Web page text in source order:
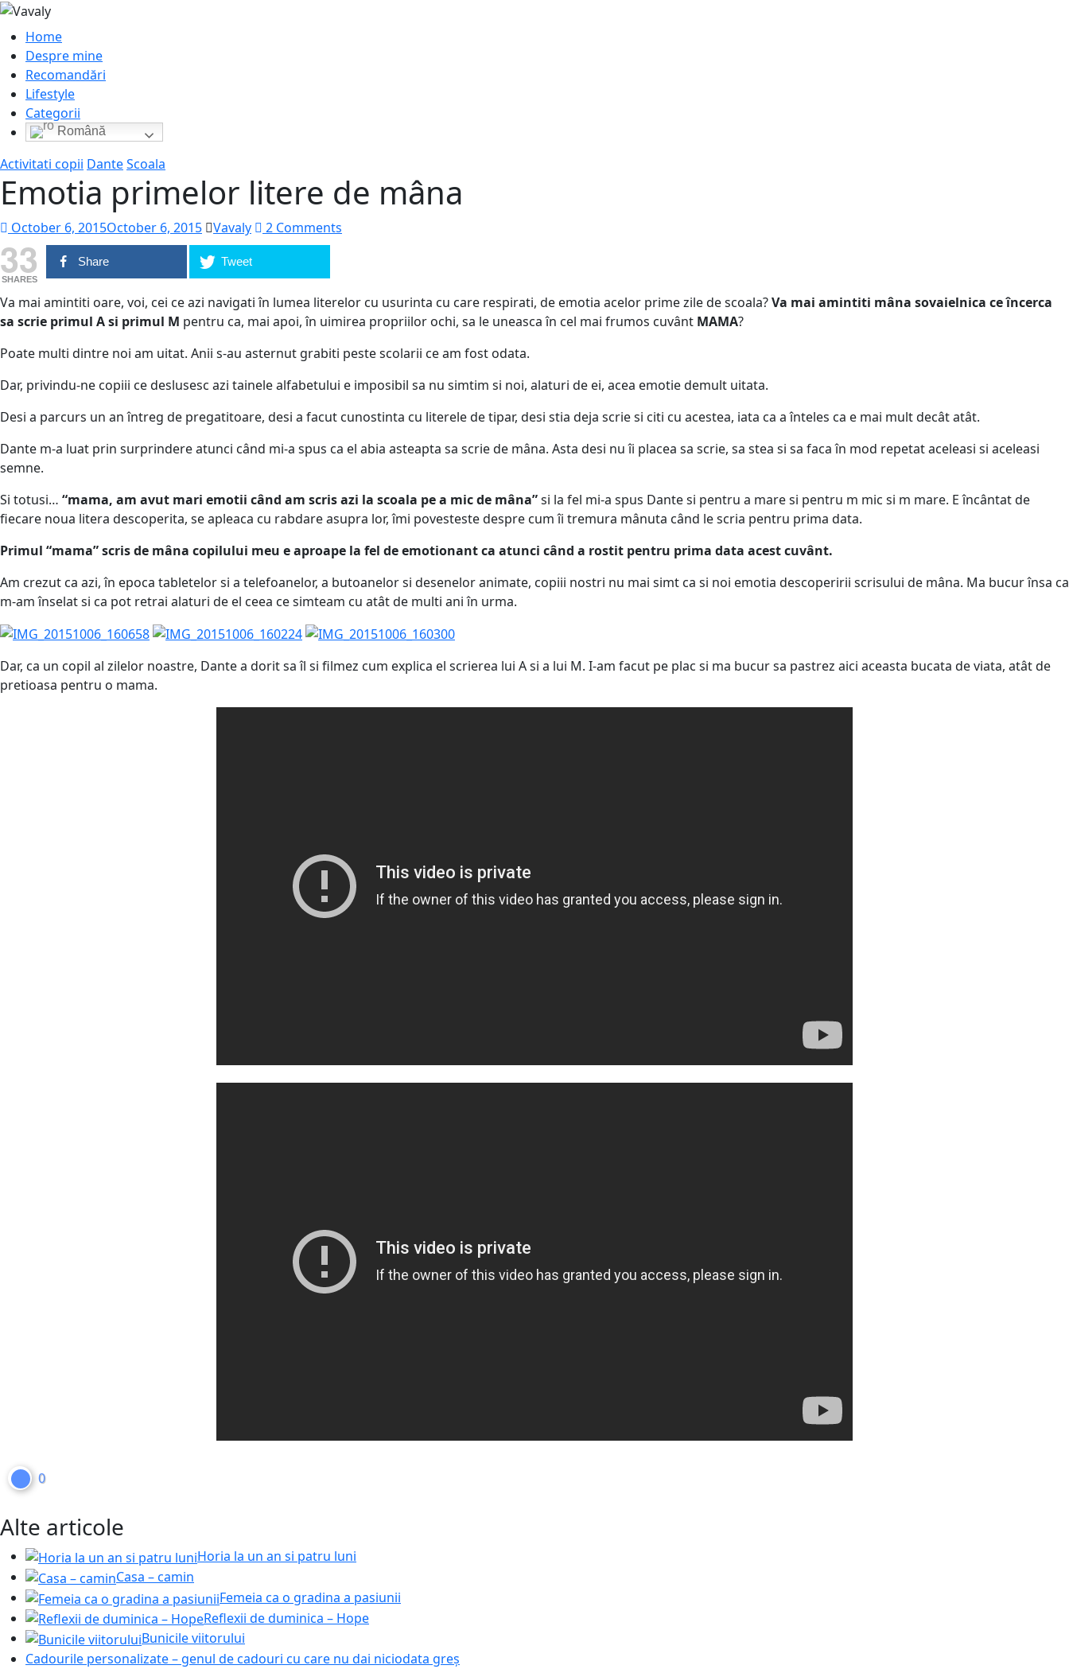
Home
Despre mine
Recomandări
Lifestyle
Categorii
Română
Activitati copii DanteScoala
Emotia primelor litere de mâna
October 6, 2015October 6, 2015 Vavaly 2 Comments
33
SHARES
Share Tweet
Va mai amintiti oare, voi, cei ce azi navigati în lumea literelor cu usurinta cu care respirati, de emotia acelor prime zile de scoala?Va mai amintiti mâna sovaielnica ce încerca
sa scrie primul A si primul M pentru ca, mai apoi, în uimirea propriilor ochi, sa le uneasca în cel mai frumos cuvânt MAMA?
Poate multi dintre noi am uitat. Anii s-au asternut grabiti peste scolarii ce am fost odata.
Dar, privindu-ne copiii ce deslusesc azi tainele alfabetului e imposibil sa nu simtim si noi, alaturi de ei, acea emotie demult uitata.
Desi a parcurs un an întreg de pregatitoare, desi a facut cunostinta cu literele de tipar, desi stia deja scrie si citi cu acestea, iata ca a înteles ca e mai mult decât atât.
Dante m-a luat prin surprindere atunci când mi-a spus ca el abia asteapta sa scrie de mâna. Asta desi nu îi placea sa scrie, sa stea si sa faca în mod repetat aceleasi si aceleasi
semne.
Si totusi… “mama, am avut mari emotii când am scris azi la scoala pe a mic de mâna”si la fel mi-a spus Dante si pentru a mare si pentru m mic si m mare. E încântat de
fiecare noua litera descoperita, se apleaca cu rabdare asupra lor, îmi povesteste despre cum îi tremura mânuta când le scria pentru prima data.
Primul “mama” scris de mâna copilului meu e aproape la fel de emotionant ca atunci când a rostit pentru prima data acest cuvânt.
Am crezut ca azi, în epoca tabletelor si a telefoanelor, a butoanelor si desenelor animate, copiii nostri nu mai simt ca si noi emotia descoperirii scrisului de mâna. Ma bucur însa ca
m-am înselat si ca pot retrai alaturi de el ceea ce simteam cu atât de multi ani în urma.
Dar, ca un copil al zilelor noastre, Dante a dorit sa îl si filmez cum explica el scrierea lui A si a lui M. I-am facut pe plac si ma bucur sa pastrez aici aceasta bucata de viata, atât de
pretioasa pentru o mama.
0
Alte articole
Horia la un an si patru luni
Casa – camin
Femeia ca o gradina a pasiunii
Reflexii de duminica – Hope
Bunicile viitorului
Cadourile personalizate – genul de cadouri cu care nu dai niciodata greș